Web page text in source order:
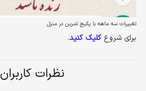
تغییرات سه ماهه با پکیج تمرین در منزل
برای شروعکلیک کنید.
نظرات کاربران